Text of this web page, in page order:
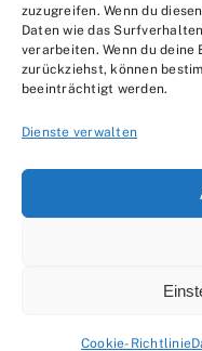
zuzugreifen. Wenn du
Daten wie das
verarbeiten. Wenn du
zurückziehst, können
beeinträchtigt werden.
Dienste verwalten
Cookie-Richtlinie
©